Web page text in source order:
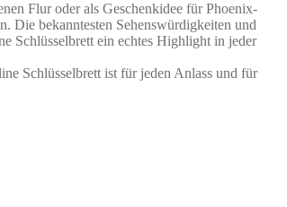
Flur oder als Geschenkidee für Phoenix-
Die bekanntesten Sehenswürdigkeiten und
Schlüsselbrett ein echtes Highlight in jeder
Schlüsselbrett ist für jeden Anlass und für